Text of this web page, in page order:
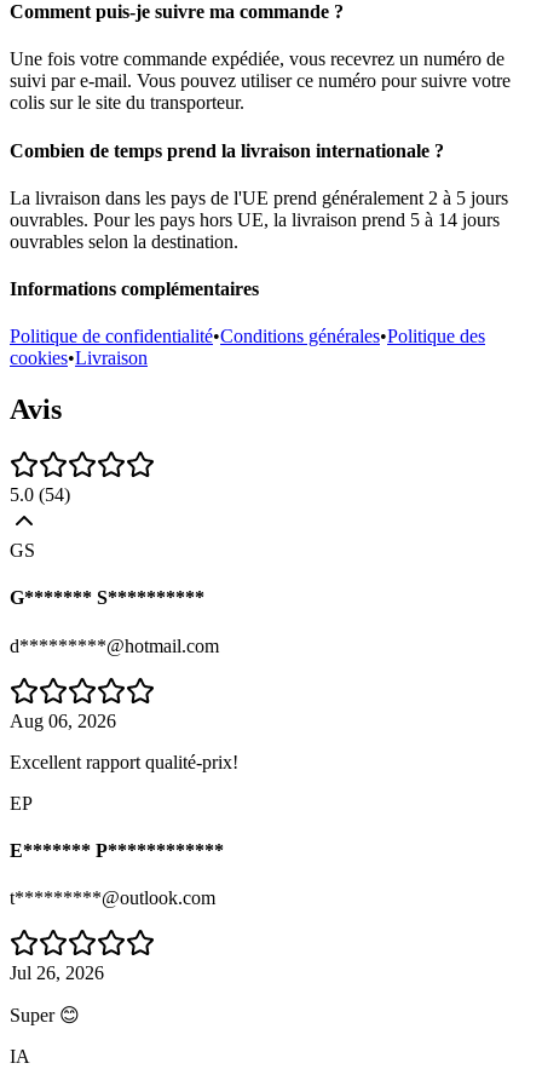
Comment puis-je suivre ma commande ?
Une fois votre commande expédiée, vous recevrez un numéro de
suivi par e-mail. Vous pouvez utiliser ce numéro pour suivre votre
colis sur le site du transporteur.
Combien de temps prend la livraison internationale ?
La livraison dans les pays de l'UE prend généralement 2 à 5 jours
ouvrables. Pour les pays hors UE, la livraison prend 5 à 14 jours
ouvrables selon la destination.
Informations complémentaires
Politique de confidentialité•Conditions générales•Politique des
cookies•Livraison
Avis
5.0 (54)
GS
G******* S**********
d*********@hotmail.com
Aug 06, 2026
Excellent rapport qualité-prix!
EP
E******* P************
t*********@outlook.com
Jul 26, 2026
Super 😊
IA